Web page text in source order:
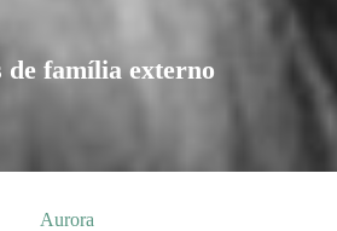
de família externo
Aurora